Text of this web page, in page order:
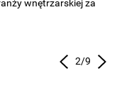
3/9